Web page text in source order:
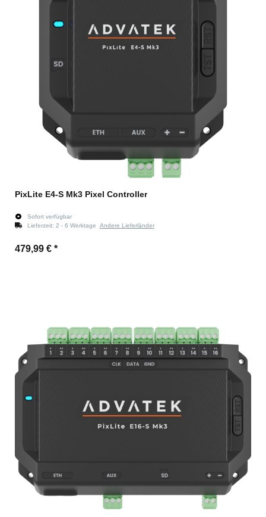
PixLite E4-S Mk3 Pixel Controller
Sofort verfügbar
Lieferzeit: 2 - 6 Werktage Andere Lieferländer
479,99 € *